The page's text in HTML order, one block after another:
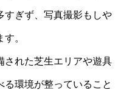
すぎず、写真撮影もしや
。
された芝生エリアや遊具
る環境が整っていること